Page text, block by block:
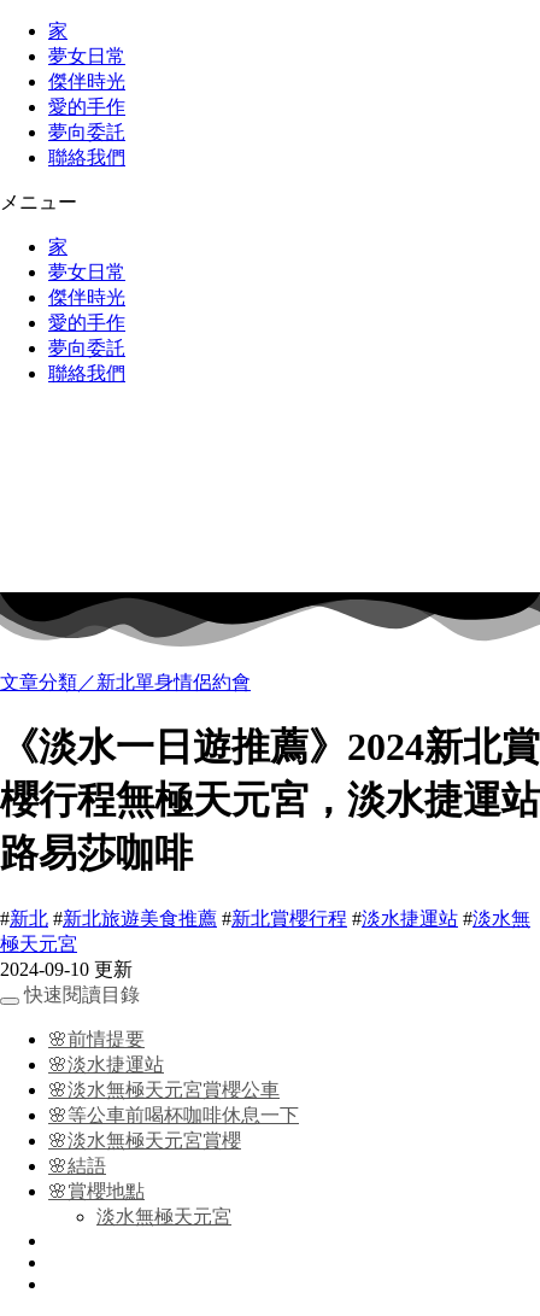
家
夢女日常
傑伴時光
愛的手作
夢向委託
聯絡我們
メニュー
家
夢女日常
傑伴時光
愛的手作
夢向委託
聯絡我們
文章分類／新北單身情侶約會
《淡水一日遊推薦》2024新北賞
櫻行程無極天元宮，淡水捷運站
路易莎咖啡
#新北 #新北旅遊美食推薦 #新北賞櫻行程 #淡水捷運站 #淡水無
極天元宮
2024-09-10 更新
快速閱讀目錄
🌸前情提要
🌸淡水捷運站
🌸淡水無極天元宮賞櫻公車
🌸等公車前喝杯咖啡休息一下
🌸淡水無極天元宮賞櫻
🌸結語
🌸賞櫻地點
淡水無極天元宮